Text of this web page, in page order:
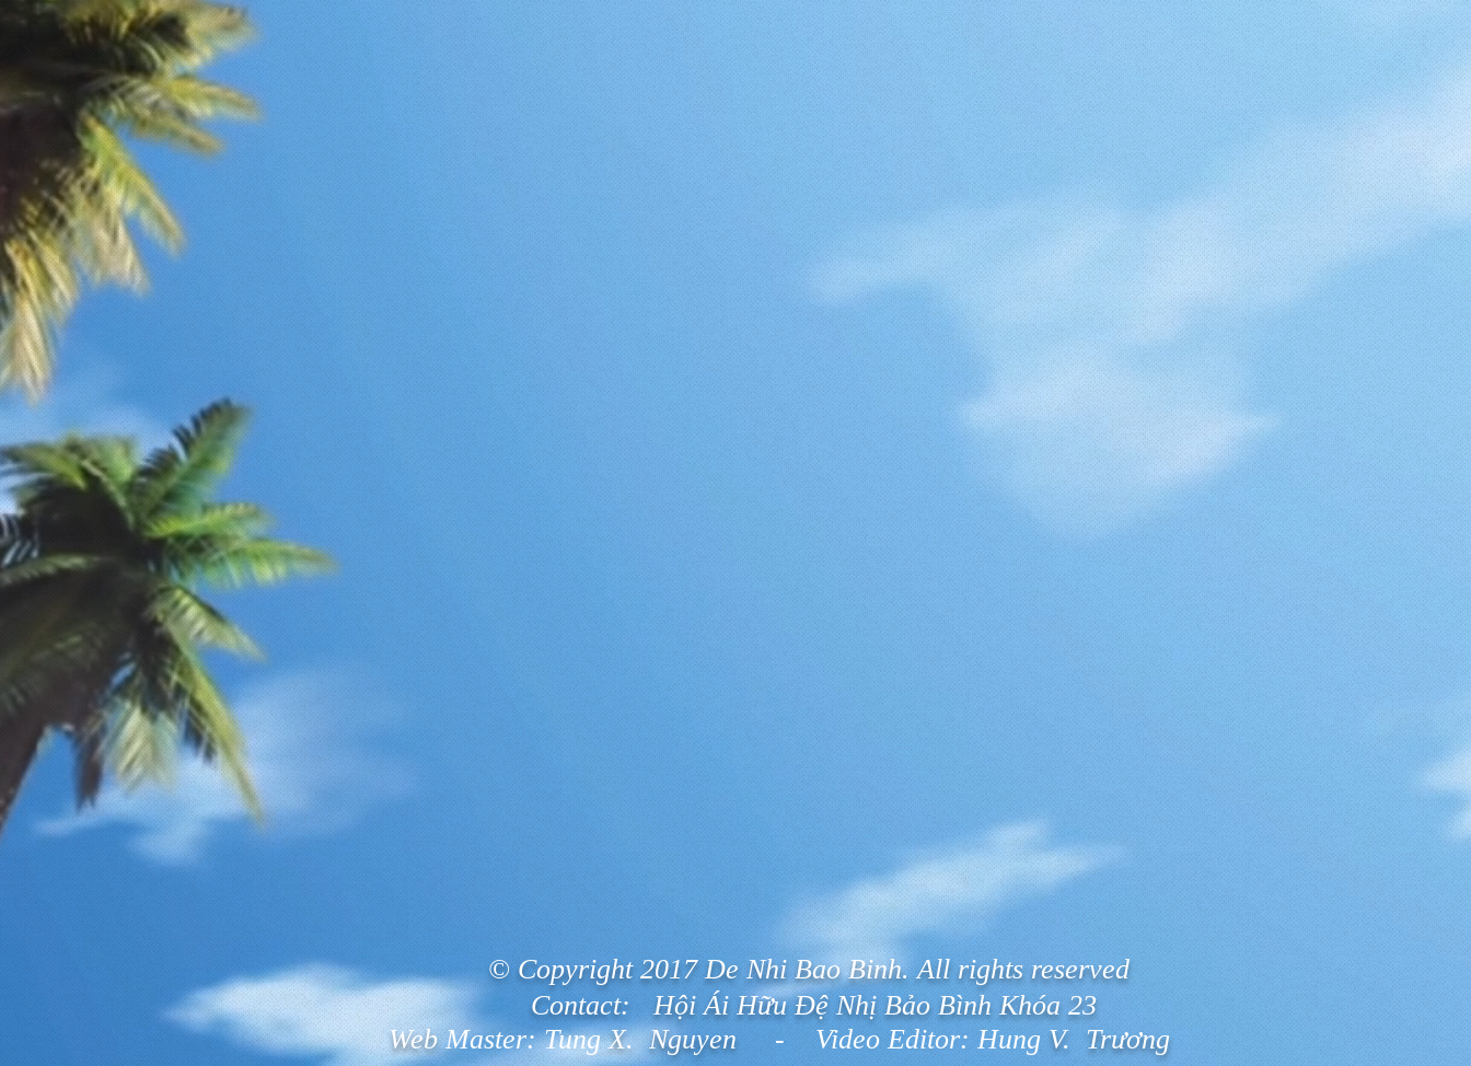
© Copyright 2017 De Nhi Bao Binh. All rights reserved
Contact: Hội Ái Hữu Đệ Nhị Bảo Bình Khóa 23
WebMaster: TungX. Nguyen- Video Editor: Hung V. Trương